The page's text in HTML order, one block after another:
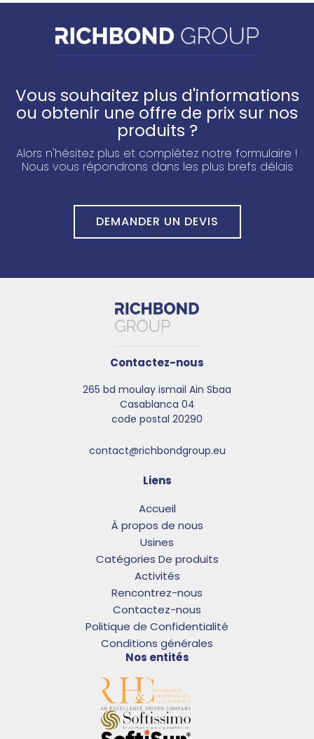
Vous souhaitez plus d'informations
ou obtenir une offre de prix sur nos
produits ?
Alors n'hésitez plus et complétez notre formulaire !
Nous vous répondrons dans les plus brefs délais
DEMANDER UN DEVIS
Contactez-nous
265 bd moulay ismail Ain Sbaa
Casablanca 04​
code postal 20290
contact@richbondgroup.eu
Liens
Accueil
À propos de nous
Usines
Catégories De produits
Activités
Rencontrez-nous
Contactez-nous
Politique de Confidentialité
Conditions générales
Nos entités